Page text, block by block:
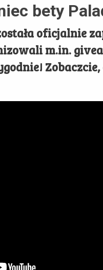
bety
oficjalnie
m.in.